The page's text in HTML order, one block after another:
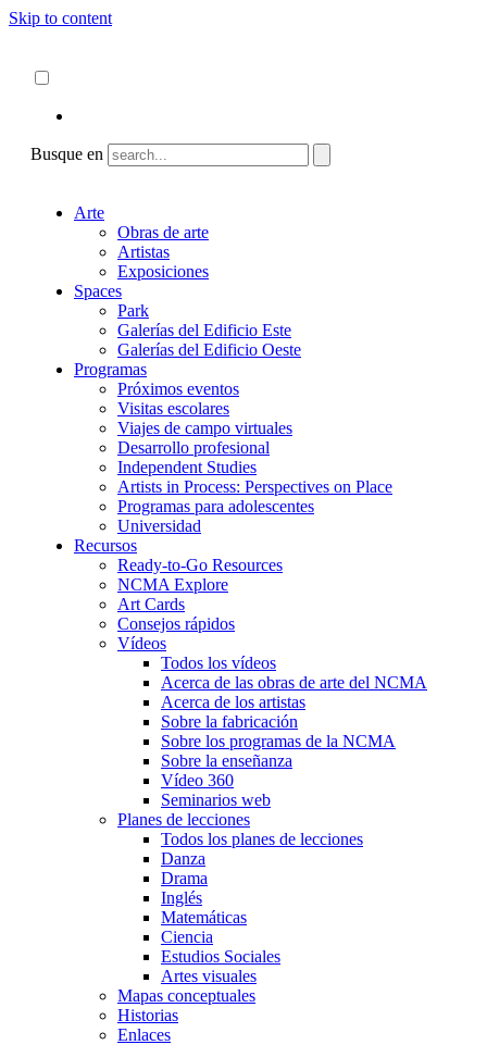
Skip to content
Busque en
Arte
Obras de arte
Artistas
Exposiciones
Spaces
Park
Galerías del Edificio Este
Galerías del Edificio Oeste
Programas
Próximos eventos
Visitas escolares
Viajes de campo virtuales
Desarrollo profesional
Independent Studies
Artists in Process: Perspectives on Place
Programas para adolescentes
Universidad
Recursos
Ready-to-Go Resources
NCMA Explore
Art Cards
Consejos rápidos
Vídeos
Todos los vídeos
Acerca de las obras de arte del NCMA
Acerca de los artistas
Sobre la fabricación
Sobre los programas de la NCMA
Sobre la enseñanza
Vídeo 360
Seminarios web
Planes de lecciones
Todos los planes de lecciones
Danza
Drama
Inglés
Matemáticas
Ciencia
Estudios Sociales
Artes visuales
Mapas conceptuales
Historias
Enlaces